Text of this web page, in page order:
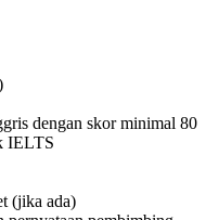
dengan skor minimal 80
IELTS
(jika ada)